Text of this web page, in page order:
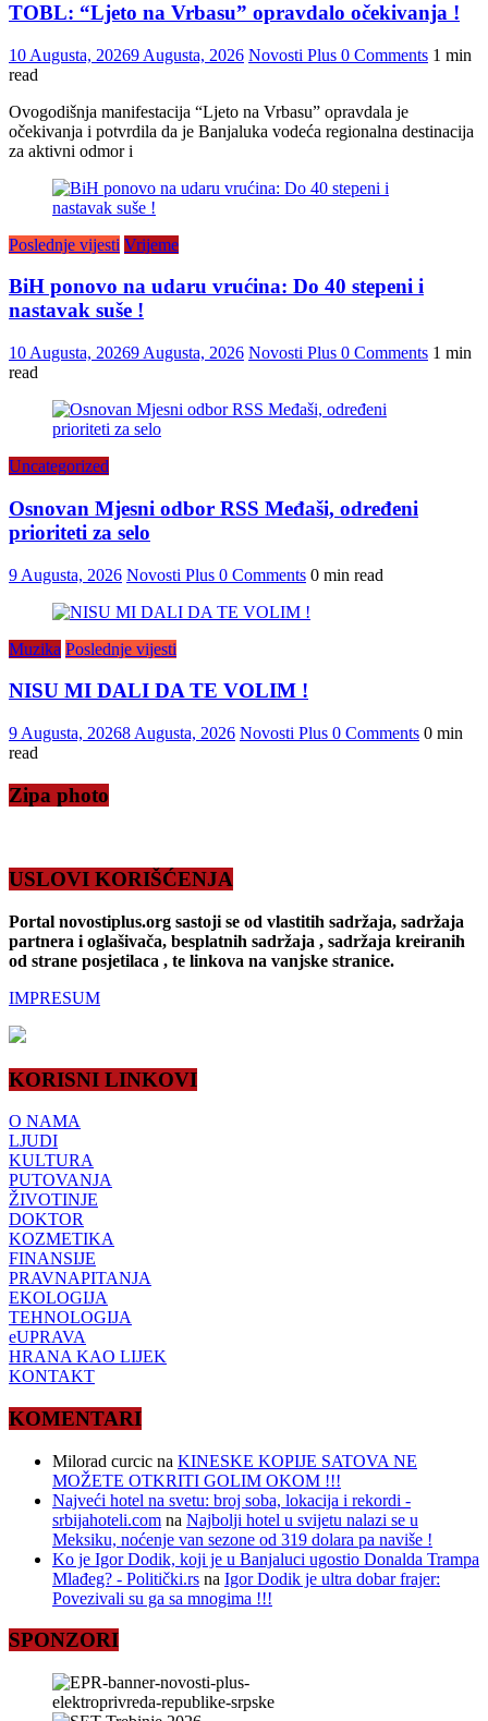
TOBL: “Ljeto na Vrbasu” opravdalo očekivanja !
10 Augusta, 20269 Augusta, 2026 Novosti Plus 0 Comments 1 min
read
Ovogodišnja manifestacija “Ljeto na Vrbasu” opravdala je
očekivanja i potvrdila da je Banjaluka vodeća regionalna destinacija
za aktivni odmor i
Poslednje vijesti Vrijeme
BiH ponovo na udaru vrućina: Do 40 stepeni i
nastavak suše !
10 Augusta, 20269 Augusta, 2026 Novosti Plus 0 Comments 1 min
read
Uncategorized
Osnovan Mjesni odbor RSS Međaši, određeni
prioriteti za selo
9 Augusta, 2026 Novosti Plus 0 Comments 0 min read
Muzika Poslednje vijesti
NISU MI DALI DA TE VOLIM !
9 Augusta, 20268 Augusta, 2026 Novosti Plus 0 Comments 0 min
read
Zipa photo
USLOVI KORIŠĆENJA
Portal novostiplus.org sastoji se od vlastitih sadržaja, sadržaja
partnera i oglašivača, besplatnih sadržaja , sadržaja kreiranih
od strane posjetilaca , te linkova na vanjske stranice.
IMPRESUM
KORISNI LINKOVI
O NAMA
LJUDI
KULTURA
PUTOVANJA
ŽIVOTINJE
DOKTOR
KOZMETIKA
FINANSIJE
PRAVNAPITANJA
EKOLOGIJA
TEHNOLOGIJA
eUPRAVA
HRANA KAO LIJEK
KONTAKT
KOMENTARI
Milorad curcic na KINESKE KOPIJE SATOVA NE
MOŽETE OTKRITI GOLIM OKOM !!!
Najveći hotel na svetu: broj soba, lokacija i rekordi -
srbijahoteli.com na Najbolji hotel u svijetu nalazi se u
Meksiku, noćenje van sezone od 319 dolara pa naviše !
Ko je Igor Dodik, koji je u Banjaluci ugostio Donalda Trampa
Mlađeg? - Politički.rs na Igor Dodik je ultra dobar frajer:
Povezivali su ga sa mnogima !!!
SPONZORI